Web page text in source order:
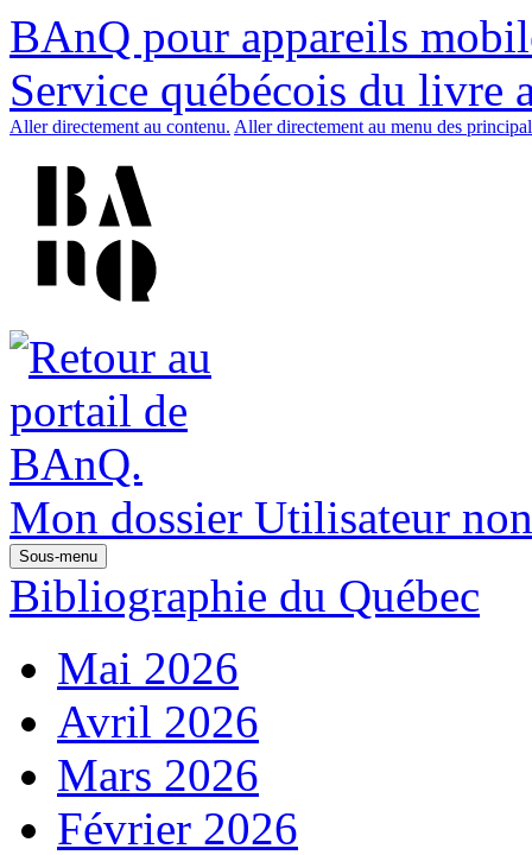
BAnQ pour appareils
Service québécois du livre
Aller directement au contenu. Aller directement au menu des
Mon dossier Utilisateur
Sous-menu
Bibliographie du Québec
Mai 2026
Avril 2026
Mars 2026
Février 2026